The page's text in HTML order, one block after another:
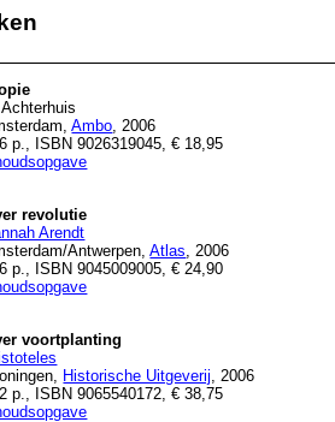
Achterhuis
Ambo, 2006
p., ISBN 9026319045, € 18,95
revolutie
Arendt
Antwerpen,Atlas, 2006
p., ISBN 9045009005, € 24,90
voortplanting
Historische Uitgeverij, 2006
p., ISBN 9065540172, € 38,75